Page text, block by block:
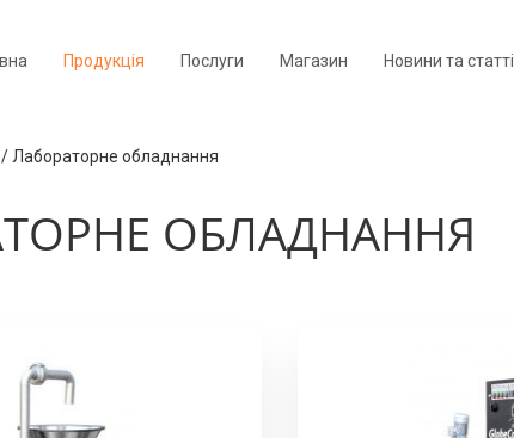
Продукція Послуги Магазин Новини та статті
/ Лабораторне обладнання
ОБЛАДНАННЯ